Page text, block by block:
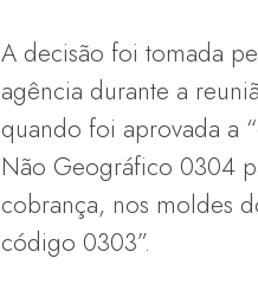
A decisão foi tomada
agência durante a
quando foi aprovada a
Não Geográfico 0304
cobrança, nos moldes
código 0303”.